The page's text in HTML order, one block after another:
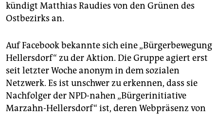
shop
unterstützen
abo
genossenschaft
epaper login
kündigt Matthias Raudies von den Grünen des
Ostbezirks an.
Auf Facebook bekannte sich eine „Bürgerbewegung
Hellersdorf“ zu der Aktion. Die Gruppe agiert erst
seit letzter Woche anonym in dem sozialen
Netzwerk. Es ist unschwer zu erkennen, dass sie
Nachfolger der NPD-nahen „Bürgerinitiative
Marzahn-Hellersdorf“ ist, deren Webpräsenz von